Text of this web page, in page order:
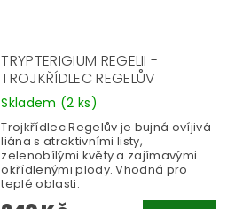
TRYPTERIGIUM REGELII -
TROJKŘÍDLEC REGELŮV
Skladem (2 ks)
Trojkřídlec Regelův je bujná ovíjivá
liána s atraktivními listy,
zelenobílými květy a zajímavými
okřídlenými plody. Vhodná pro
teplé oblasti.